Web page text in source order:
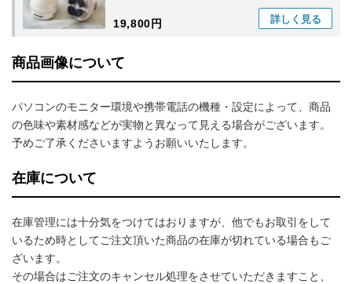
19,800円 詳しく 見る
商品画像について
パソコンのモニター環境や携帯電話の機種・設定によって、商品
の色味や素材感などが実物と異なって見える場合がございます。
予めご了承くださいますようお願いいたします。
在庫について
在庫管理には十分気をつけてはおりますが、他でもお取引をして
いるため時としてご注文頂いた商品の在庫が切れている場合もご
ざいます。
その場合はご注文のキャンセル処理をさせていただきますこと、